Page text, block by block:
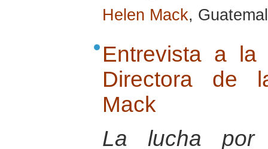
Helen Mack,
Entrevista a la
Directora de
Mack
La lucha